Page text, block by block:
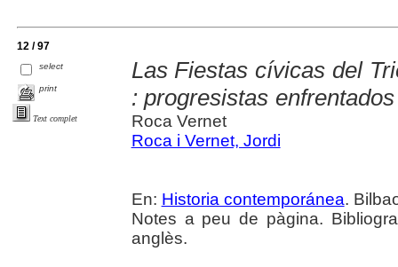
12 / 97
select
print
Text complet
Las Fiestas cívicas del
: progresistas
Roca Vernet
Roca i Vernet, Jordi
En: Historia contemporánea.
Notes a peu de pàgina.
anglès.